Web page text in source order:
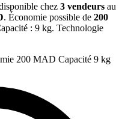
chez 3 vendeurs au
. Économie possible de 200
: 9 kg. Technologie
200 MAD Capacité 9 kg